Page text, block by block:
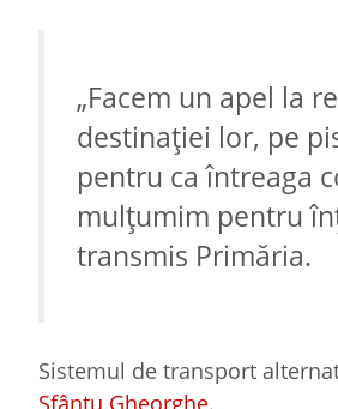
„Facem un apel la
destinației lor, pe
pentru ca întreaga
mulțumim pentru
transmis Primăria.
Sistemul de transport
Sfântu Gheorghe.